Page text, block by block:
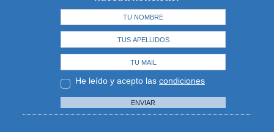
He leído y acepto las condiciones
ENVIAR